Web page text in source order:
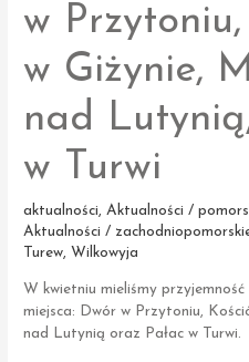
w Przytoniu,
w Giżynie,
nad
w Turwi
aktualności,Aktualności /
Aktualności /
Turew, Wilkowyja
W kwietniu mieliśmy
miejsca: Dwór w Przytoniu,
nad Lutynią oraz Pałac w Turwi.